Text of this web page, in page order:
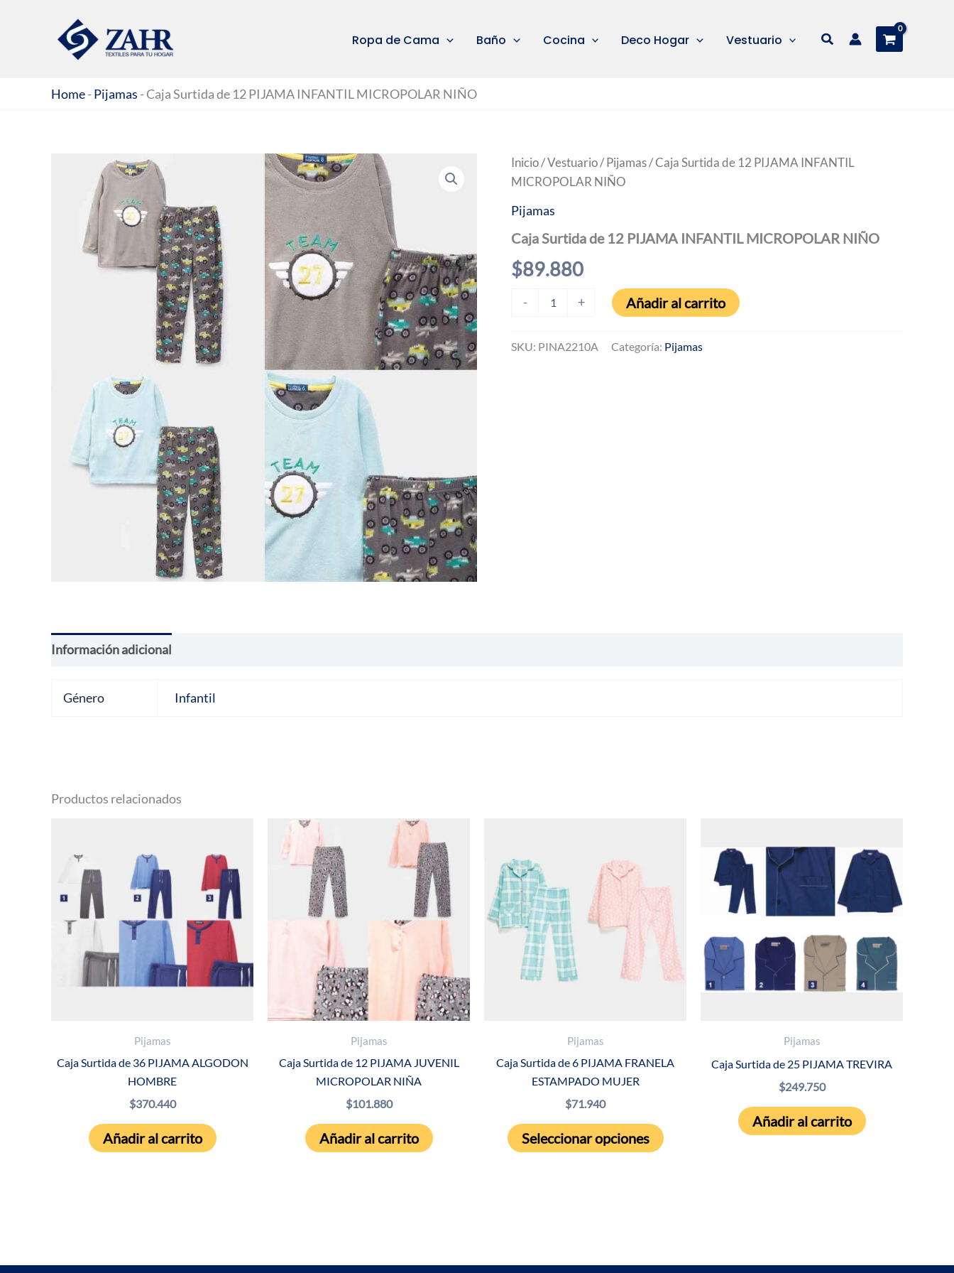
Ropa de Cama Baño Cocina Deco Hogar Vestuario Buscar
Home-Pijamas -Caja Surtida de 12 PIJAMA INFANTIL MICROPOLAR NIÑO
Inicio/Vestuario/ Pijamas/ Caja Surtida de 12 PIJAMA INFANTIL
MICROPOLAR NIÑO
Pijamas
Caja Surtida de 12 PIJAMA INFANTIL MICROPOLAR NIÑO
$89.880
-
PIJAMA
+ Añadir al carrito
SKU: PINA2210A Categoría: Pijamas
Información adicional
Género Infantil
Productos relacionados
Pijamas
Caja Surtida de 36 PIJAMA ALGODON
HOMBRE
$370.440
Añadir al carrito
Pijamas
Caja Surtida de 12 PIJAMA JUVENIL
MICROPOLAR NIÑA
$101.880
Añadir al carrito
Pijamas
Caja Surtida de 6 PIJAMA FRANELA
ESTAMPADO MUJER
$71.940
Seleccionar opciones
producto
Pijamas
Caja Surtida de 25 PIJAMA TREVIRA
$249.750
Añadir al carrito